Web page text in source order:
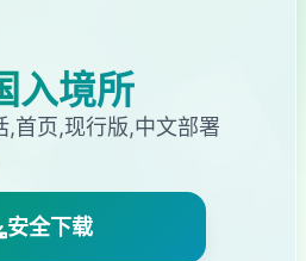
入境所
,首页,现行版,中文部署
安全下载